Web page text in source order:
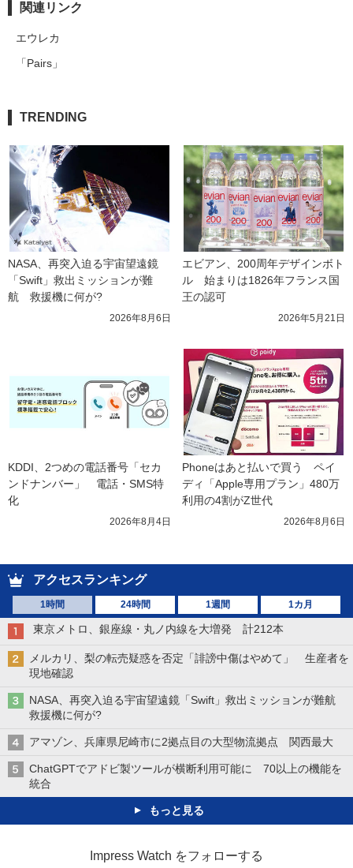
関連リンク
エウレカ
「Pairs」
TRENDING
NASA、再突入迫る宇宙望遠鏡
「Swift」救出ミッションが難
航　救援機に何が?
2026年8月6日
エビアン、200周年デザインボト
ル　始まりは1826年フランス国
王の認可
2026年5月21日
KDDI、2つめの電話番号「セカ
ンドナンバー」　電話・SMS特
化
2026年8月4日
Phoneはあと払いで買う　ペイ
ディ「Apple専用プラン」480万
利用の4割がZ世代
2026年8月6日
アクセスランキング
1時間 24時間 1週間 1カ月
東京メトロ、銀座線・丸ノ内線を大増発 計212本
メルカリ、梨の転売疑惑を否定「誹謗中傷はやめて」 生産者を
現地確認
NASA、再突入迫る宇宙望遠鏡「Swift」救出ミッションが難航
救援機に何が?
アマゾン、兵庫県尼崎市に2拠点目の大型物流拠点 関西最大
ChatGPTでアドビ製ツールが横断利用可能に 70以上の機能を
統合
もっと見る
Impress Watch をフォローする